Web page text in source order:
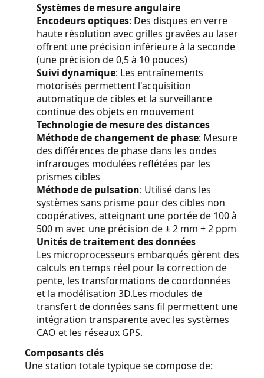
PRIVACY
POLICY
Systèmes de mesure angulaire
Encodeurs optiques: Des disques en verre
haute résolution avec grilles gravées au laser
offrent une précision inférieure à la seconde
(une précision de 0,5 à 10 pouces)
Suivi dynamique: Les entraînements
motorisés permettent l'acquisition
automatique de cibles et la surveillance
continue des objets en mouvement
Technologie de mesure des distances
Méthode de changement de phase: Mesure
des différences de phase dans les ondes
infrarouges modulées reflétées par les
prismes cibles
Méthode de pulsation: Utilisé dans les
systèmes sans prisme pour des cibles non
coopératives, atteignant une portée de 100 à
500 m avec une précision de ± 2 mm + 2 ppm
Unités de traitement des données
Les microprocesseurs embarqués gèrent des
calculs en temps réel pour la correction de
pente, les transformations de coordonnées
et la modélisation 3D.Les modules de
transfert de données sans fil permettent une
intégration transparente avec les systèmes
CAO et les réseaux GPS.
Composants clés
Une station totale typique se compose de: